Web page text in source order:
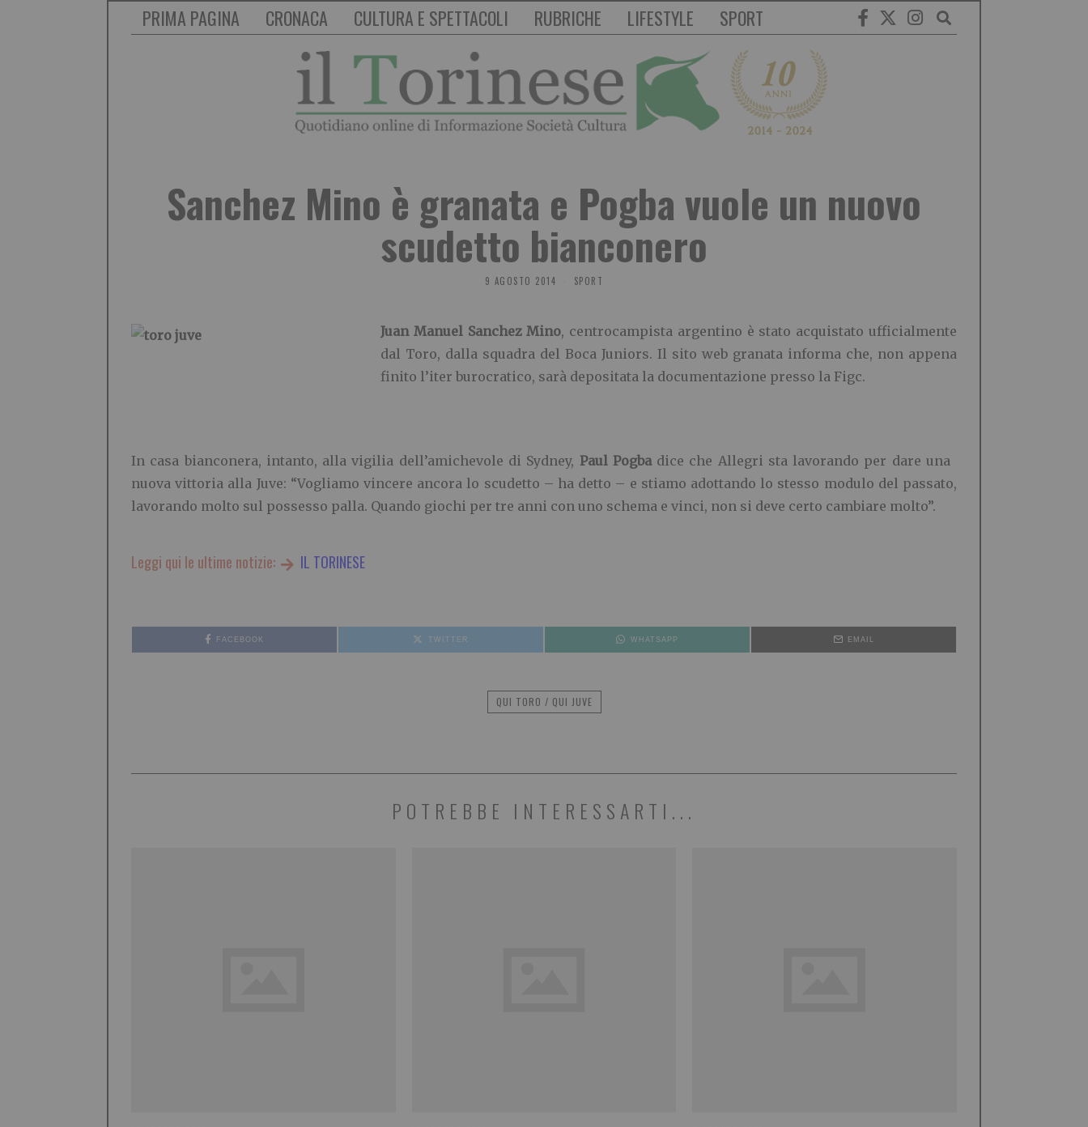
PRIMA PAGINA CRONACA CULTURA E SPETTACOLI RUBRICHE LIFESTYLE SPORT
Sanchez Mino è granata e Pogba vuole un nuovo
scudetto bianconero
9 AGOSTO 2014 SPORT
Juan Manuel Sanchez Mino, centrocampista argentino è stato acquistato ufficialmente
dal Toro, dalla squadra del Boca Juniors. Il sito web granata informa che, non appena
finito l’iter burocratico, sarà depositata la documentazione presso la Figc.
In casa bianconera, intanto, alla vigilia dell’amichevole di Sydney, Paul Pogbadice che Allegri sta lavorando per dare una
nuova vittoria alla Juve: “Vogliamo vincere ancora lo scudetto – ha detto – e stiamo adottando lo stesso modulo del passato,
lavorando molto sul possesso palla. Quando giochi per tre anni con uno schema e vinci, non si deve certo cambiare molto”.
Leggi qui le ultime notizie: IL TORINESE
FACEBOOK TWITTER WHATSAPP EMAIL
QUI TORO / QUI JUVE
POTREBBE INTERESSARTI...